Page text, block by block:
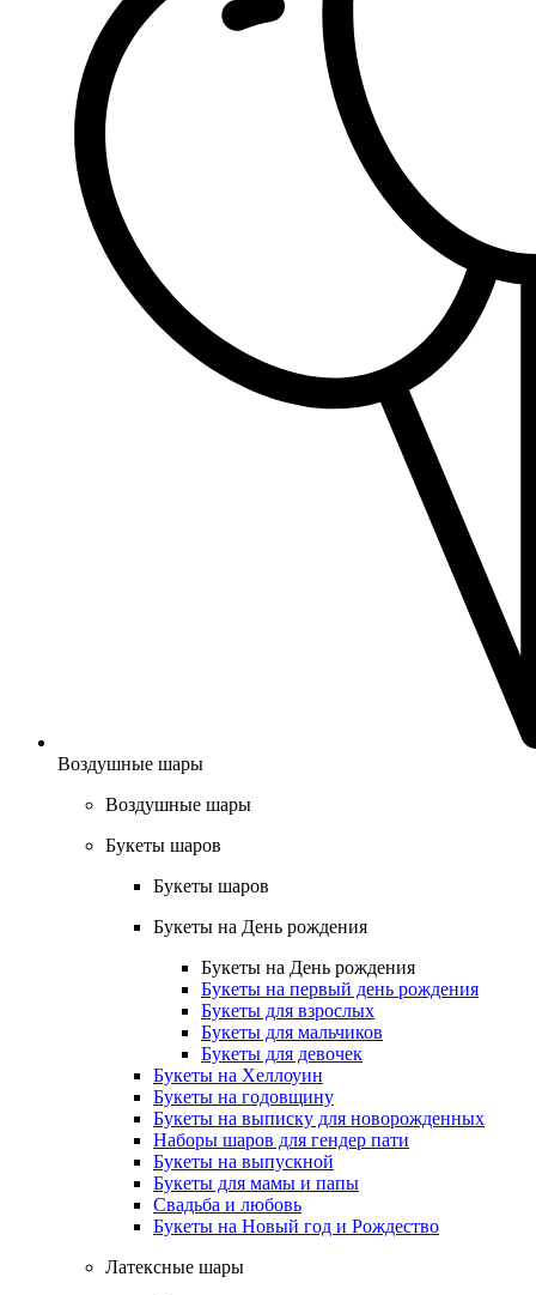
Воздушные шары
Воздушные шары
Букеты шаров
Букеты шаров
Букеты на День рождения
Букеты на День рождения
Букеты на первый день рождения
Букеты для взрослых
Букеты для мальчиков
Букеты для девочек
Букеты на Хеллоуин
Букеты на годовщину
Букеты на выписку для новорожденных
Наборы шаров для гендер пати
Букеты на выпускной
Букеты для мамы и папы
Свадьба и любовь
Букеты на Новый год и Рождество
Латексные шары